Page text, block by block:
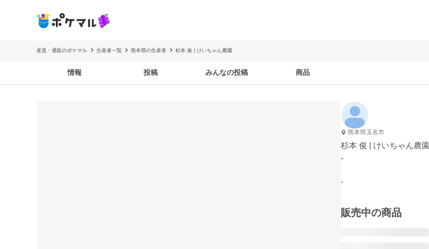
産直・通販のポケマル 生産者一覧 熊本県の生産者 杉本 俊 | けいちゃん農園
情報 投稿 みんなの投稿 商品
熊本県玉名市
杉本 俊 | けいちゃん農園
-
-
販売中の商品